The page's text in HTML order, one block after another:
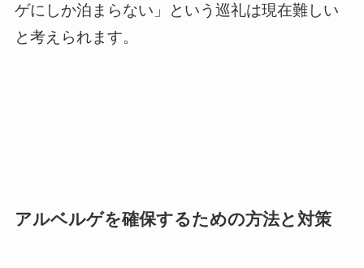
ゲにしか泊まらない」という巡礼は現在難しい
と考えられます。
アルベルゲを確保するための方法と対策